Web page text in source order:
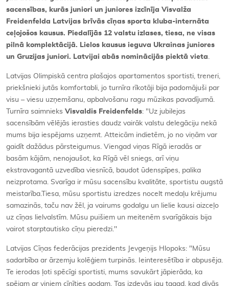
sacensības, kurās juniori un juniores izcīnīja Visvalža
Freidenfelda Latvijas brīvās cīņas sporta kluba-internāta
ceļojošos kausus. Piedalījās 12 valstu izlases, tiesa, ne visas
pilnā komplektācijā. Lielos kausus ieguva Ukrainas juniores
un Gruzijas juniori. Latvijai abās nominācijās piektā vieta.
Latvijas Olimpiskā centra plašajos apartamentos sportisti, treneri,
priekšnieki jutās komfortabli, jo turnīra rīkotāji bija padomājuši par
visu – viesu uzņemšanu, apbalvošanu ragu mūzikas pavadījumā.
Turnīra saimnieks Visvaldis Freidenfelds: "Uz jubilejas
sacensībām vēlējās ierasties daudz vairāk valstu delegāciju nekā
mums bija iespējams uzņemt. Atteicām indietēm, jo no viņām var
gaidīt dažādus pārsteigumus. Viengad viņas Rīgā ieradās ar
basām kājām, nenojaušot, ka Rīgā vēl sniegs, arī viņu
ekstravagantā uzvedība viesnīcā, baudot ūdenspīpes, palika
neizprotama. Svarīga ir mūsu sacensību kvalitāte, sportistu augstā
meistarība.Tiesa, mūsu sportistu izredzes nocelt medaļu krējumu
samazinās, taču nav žēl, ja vairums godalgu un lielie kausi aizceļo
uz cīņas lielvalstīm. Mūsu puišiem un meitenēm svarīgākais bija
vairot starptautisko cīņu pieredzi.''
Latvijas Cīņas federācijas prezidents Jevgeņijs Hlopoks: "Mūsu
sadarbība ar ārzemju kolēģiem turpinās. Ieinteresētība ir abpusēja.
Te ierodas ļoti spēcīgi sportisti, mums savukārt jāpierāda, ka
spējam ar viņiem cīnīties godam. Tas izdevās jau tagad, kad divās